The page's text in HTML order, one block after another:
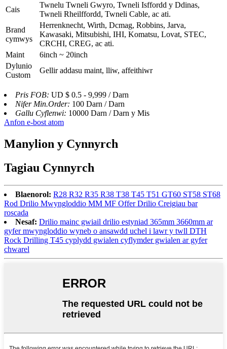
Cais
Twnelu Twneli Gwyro, Twneli Isffordd y Ddinas,
Twneli Rheilffordd, Twneli Cable, ac ati.
Brand
cymwys
Herrenknecht, Wirth, Dcmag, Robbins, Jarva,
Kawasaki, Mitsubishi, IHI, Komatsu, Lovat, STEC,
CRCHI, CREG, ac ati.
Maint
6inch ~ 20inch
Dylunio
Custom
Gellir addasu maint, lliw, affeithiwr
Pris FOB: UD $ 0.5 - 9,999 / Darn
Nifer Min.Order: 100 Darn / Darn
Gallu Cyflenwi: 10000 Darn / Darn y Mis
Anfon e-bost atom
Manylion y Cynnyrch
Tagiau Cynnyrch
Blaenorol: R28 R32 R35 R38 T38 T45 T51 GT60 ST58 ST68
Rod Drilio Mwyngloddio MM MF Offer Drilio Creigiau bar
roscada
Nesaf: Drilio mainc gwiail drilio estyniad 365mm 3660mm ar
gyfer mwyngloddio wyneb o ansawdd uchel i lawr y twll DTH
Rock Drilling T45 cyplydd gwialen cyflymder gwialen ar gyfer
chwarel